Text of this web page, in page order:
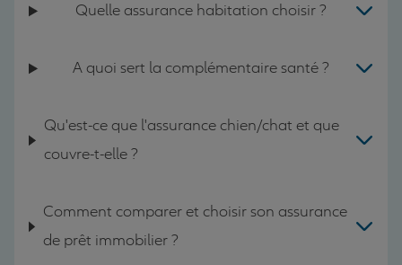
Quelle assurance habitation choisir ?
A quoi sert la complémentaire santé ?
Qu'est-ce que l'assurance chien/chat et que
couvre-t-elle ?
Comment comparer et choisir son assurance
de prêt immobilier ?